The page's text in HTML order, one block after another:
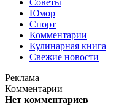
Советы
Юмор
Спорт
Комментарии
Кулинарная книга
Свежие новости
Реклама
Комментарии
Нет комментариев